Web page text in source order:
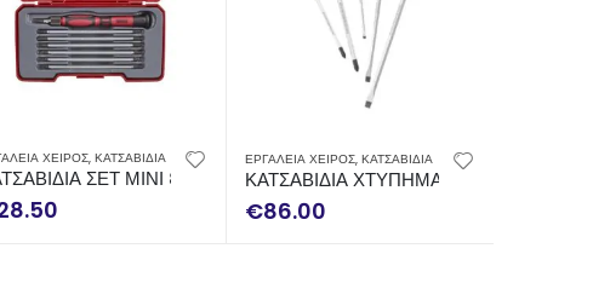
FACOM ATPVE.J6PB
ΧΕΙΡΟΣ, ΚΑΤΣΑΒΙΔΙΑ
ΣΕΤ ΜΙΝΙ 8 ΤΕΜ TENGTOOLS TM708
ΕΡΓΑΛΕΙΑ ΧΕΙΡΟΣ, ΚΑΤΣΑΒΙΔΙΑ
ΚΑΤΣΑΒΙΔΙΑ ΧΤΥΠΗΜΑΤΟΣ ΣΕΤ 5ΤΕΜ
€86.00